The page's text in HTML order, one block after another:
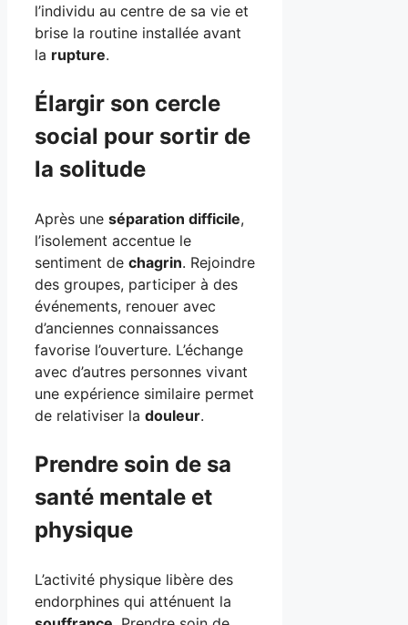
l’individu au centre de sa vie et
brise la routine installée avant
la rupture.
Élargir son cercle
social pour sortir de
la solitude
Après une séparation difficile,
l’isolement accentue le
sentiment de chagrin. Rejoindre
des groupes, participer à des
événements, renouer avec
d’anciennes connaissances
favorise l’ouverture. L’échange
avec d’autres personnes vivant
une expérience similaire permet
de relativiser la douleur.
Prendre soin de sa
santé mentale et
physique
L’activité physique libère des
endorphines qui atténuent la